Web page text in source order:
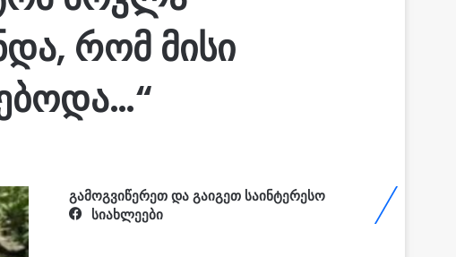
რომ მისი
გამოგვიწერეთ და გაიგეთ საინტერესო
სიახლეები